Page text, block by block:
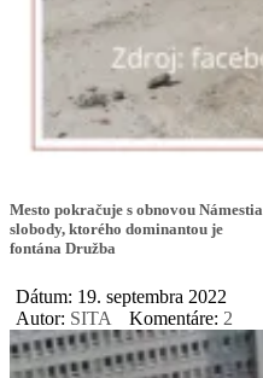
Mesto pokračuje s obnovou Námestia
slobody, ktorého dominantou je
fontána Družba
Dátum: 19. septembra 2022
Autor: SITA Komentáre: 2